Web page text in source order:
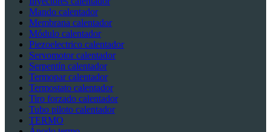
Mando calentador
Membrana calentador
Módulo calentador
Piezoelectrico calentador
Servomotor calentador
Serpentín calentador
Termopar calentador
Termostato calentador
Tiro forzado calentador
Tubo piloto calentador
TERMO